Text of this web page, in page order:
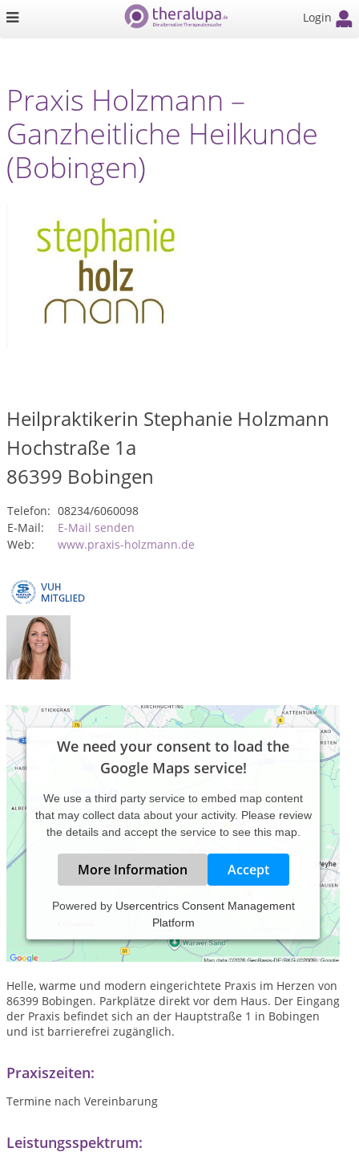
Login
Praxis Holzmann –
Ganzheitliche Heilkunde
(Bobingen)
Heilpraktikerin Stephanie Holzmann
Hochstraße 1a
86399 Bobingen
Telefon: 08234/6060098
E-Mail:
E-Mail senden
Web:
www.praxis-holzmann.de
We need your consent to load the
Google Maps service!
We use a third party service to embed map content
that may collect data about your activity. Please review
the details and accept the service to see this map.
More Information Accept
Powered by Usercentrics Consent Management
Platform
Praxis für ganzheitliche Heilkunde - ausgewählte
Behandlungsverfahren aus traditioneller & moderner
Heilkunde.
Helle, warme und modern eingerichtete Praxis im Herzen von
86399 Bobingen. Parkplätze direkt vor dem Haus. Der Eingang
der Praxis befindet sich an der Hauptstraße 1 in Bobingen
und ist barrierefrei zugänglich.
Praxiszeiten:
Termine nach Vereinbarung
Leistungsspektrum: